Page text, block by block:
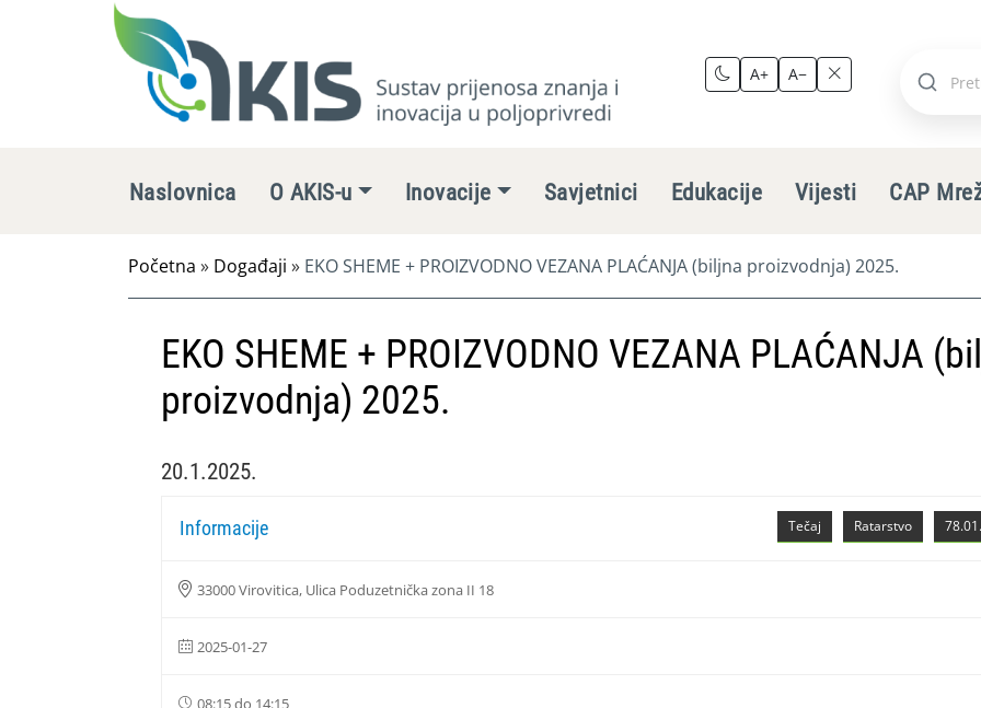
A+ A−
Pretraži
Naslovnica O AKIS-u Inovacije Savjetnici Edukacije Vijesti CAP
Početna » Događaji » EKO SHEME + PROIZVODNO VEZANA PLAĆANJA (biljna proizvodnja) 2025.
EKO SHEME + PROIZVODNO VEZANA PLAĆANJA
proizvodnja) 2025.
20.1.2025.
Ratarstvo
Tečaj
Informacije
33000 Virovitica, Ulica Poduzetnička zona II 18
2025-01-27
08:15 do 14:15